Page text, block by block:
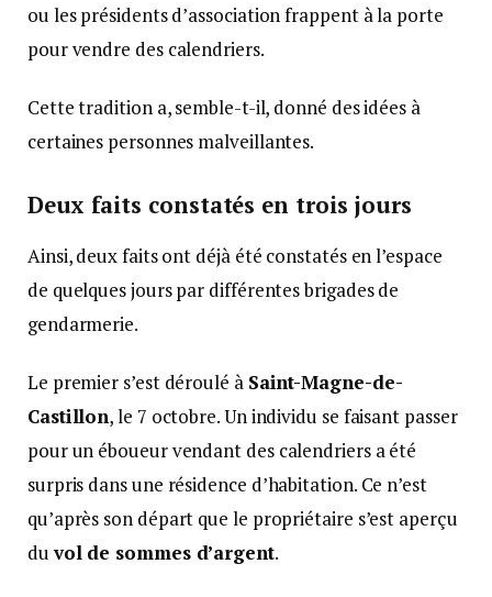
ou les présidents d’association frappent à la porte
pour vendre des calendriers.
Cette tradition a, semble-t-il, donné des idées à
certaines personnes malveillantes.
Deux faits constatés en trois jours
Ainsi, deux faits ont déjà été constatés en l’espace
de quelques jours par différentes brigades de
gendarmerie.
Le premier s’est déroulé à Saint-Magne-de-
Castillon, le 7 octobre. Un individu se faisant passer
pour un éboueur vendant des calendriers a été
surpris dans une résidence d’habitation. Ce n’est
qu’après son départ que le propriétaire s’est aperçu
duvol de sommes d’argent.